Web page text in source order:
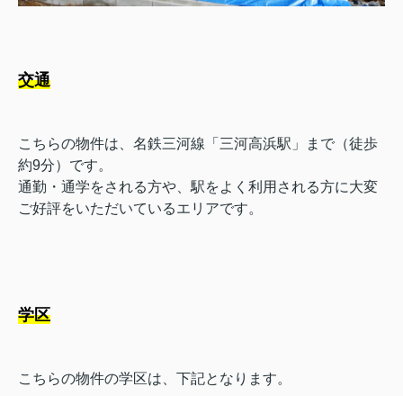
交通
こちらの物件は、名鉄三河線「三河高浜駅」まで（徒歩
約9分）です。
通勤・通学をされる方や、駅をよく利用される方に大変
ご好評をいただいているエリアです。
学区
こちらの物件の学区は、下記となります。